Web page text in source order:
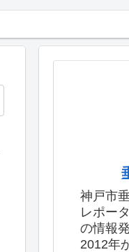
神戸市
レポー
の情報
2012年